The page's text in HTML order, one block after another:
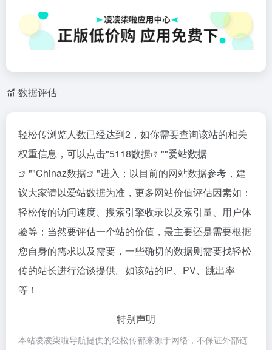
数据评估
轻松传浏览人数已经达到2，如你需要查询该站的相关
权重信息，可以点击"5118数据 ""爱站数据
""Chinaz数据
"进入；以目前的网站数据参考，建
议大家请以爱站数据为准，更多网站价值评估因素如：
轻松传的访问速度、搜索引擎收录以及索引量、用户体
验等；当然要评估一个站的价值，最主要还是需要根据
您自身的需求以及需要，一些确切的数据则需要找轻松
传的站长进行洽谈提供。如该站的IP、PV、跳出率
等！
特别声明
本站凌凌柒啦导航提供的轻松传都来源于网络，不保证外部链